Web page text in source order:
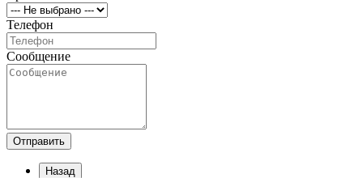
Телефон
Сообщение
Отправить
Назад